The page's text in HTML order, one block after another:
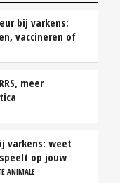
bij varkens:
vaccineren of
meer
varkens: weet
op jouw
ANIMALE